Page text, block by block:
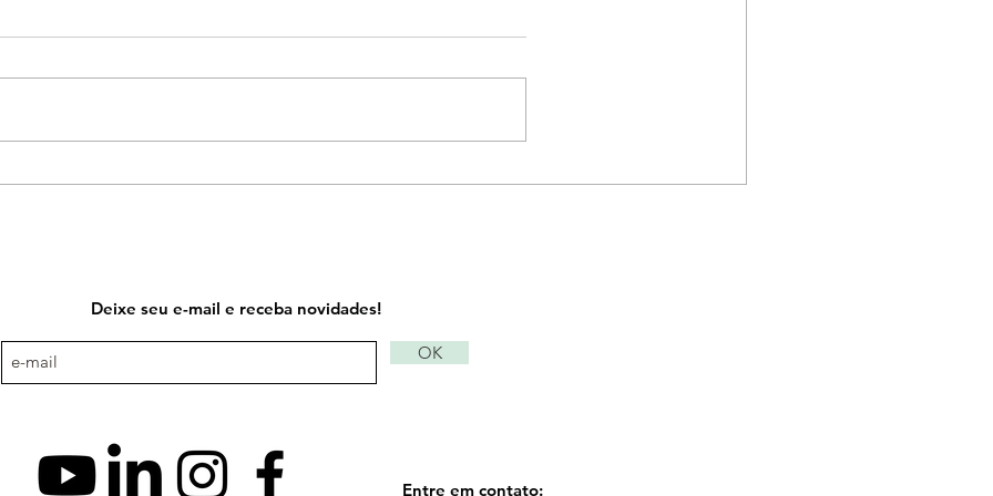
O QUE É ARTETERAPIA
Deixe seu e-mail e receba novidades!
OK
Entre em contato: